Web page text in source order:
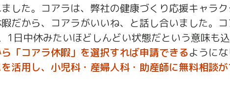
した。コアラは、弊社の健康づくり応援キャラク
だから、コアラがいいね、と話し合いました。コ
日中休みたいほどしんどい状態だという意味も
「コアラ休暇」を選択すれば申請できるように
活用し、小児科・産婦人科・助産師に無料相談が